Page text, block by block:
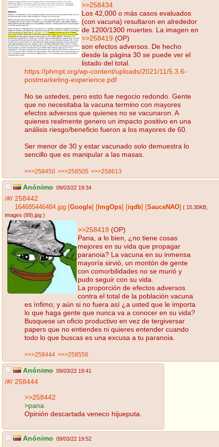
>>258434
Los 42,000 o más casos evaluados
(con vacuna) resultaron en alrededor
de 1200/1300 muertes. La imagen en
>>258419 (OP)
son efectos adversos. De hecho
desde la página 30 se puede ver el
listado del total.
https://phmpt.org/wp-content/uploads/2021/11/5.3.6-
postmarketing-experience.pdf
No se ustedes, pero esto fue negocio redondo. Gente
que no necesitaba la vacuna termino con mayores
efectos adversos que quienes no se vacunaron. A
quienes realmente genero un impacto positivo en una
análisis riesgo/beneficio fueron a los mayores de 60.
Ser menor de 30 y estar vacunado solo demuestra lo
sencillo que es manipular a las masas.
>>>258450 >>>258505 >>>258613
Anónimo 09/03/22 19:34
/#/ 258442
164685446484.jpg Google ImgOps iqdb SauceNAO ( 15.30KB
images (89).jpg )
>>258419 (OP)
Pana, a lo bien, ¿no tiene cosas
mejores en su vida que propagar
paranoia? La vacuna en su inmensa
mayoría sirvió, un montón de gente
con comorbilidades no se murió y
pudo seguir con su vida.
La proporción de efectos adversos
contra el total de la población vacuna
es ínfimo; y aún si no fuera así ¿a usted que le importa
lo que haga gente que nunca va a conocer en su vida?
Busquese un oficio productivo en vez de tergiversar
papers que no entiendes ni quieres entender cuando
todo lo que buscas es una excusa a tu paranoia.
>>>258444 >>>258556
Anónimo 09/03/22 19:41
/#/ 258444
>>258442
>pana
Opinión descartada veneco hijueputa.
Anónimo 09/03/22 19:52